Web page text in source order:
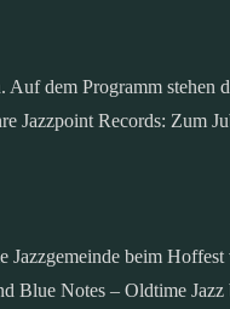
dem Programm stehen
Records: Zum
beim
Notes – Oldtime